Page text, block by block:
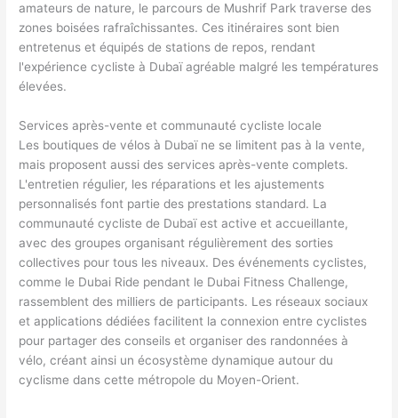
amateurs de nature, le parcours de Mushrif Park traverse des
zones boisées rafraîchissantes. Ces itinéraires sont bien
entretenus et équipés de stations de repos, rendant
l'expérience cycliste à Dubaï agréable malgré les températures
élevées.
Services après-vente et communauté cycliste locale
Les boutiques de vélos à Dubaï ne se limitent pas à la vente,
mais proposent aussi des services après-vente complets.
L'entretien régulier, les réparations et les ajustements
personnalisés font partie des prestations standard. La
communauté cycliste de Dubaï est active et accueillante,
avec des groupes organisant régulièrement des sorties
collectives pour tous les niveaux. Des événements cyclistes,
comme le Dubai Ride pendant le Dubai Fitness Challenge,
rassemblent des milliers de participants. Les réseaux sociaux
et applications dédiées facilitent la connexion entre cyclistes
pour partager des conseils et organiser des randonnées à
vélo, créant ainsi un écosystème dynamique autour du
cyclisme dans cette métropole du Moyen-Orient.